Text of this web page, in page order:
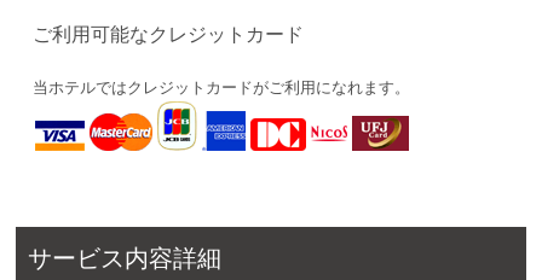
ご利用可能なクレジットカード
当ホテルではクレジットカードがご利用になれます。
サービス内容詳細